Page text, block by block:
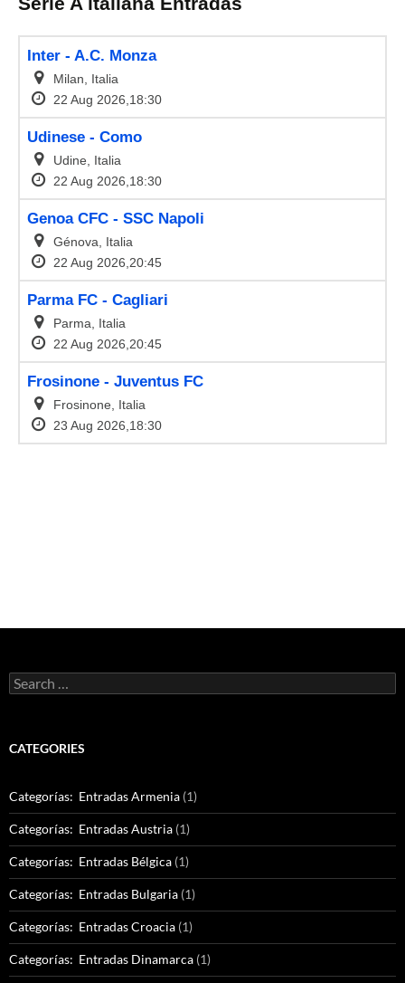
Search
for:
CATEGORIES
Categorías: Entradas Armenia (1)
Categorías: Entradas Austria (1)
Categorías: Entradas Bélgica (1)
Categorías: Entradas Bulgaria (1)
Categorías: Entradas Croacia (1)
Categorías: Entradas Dinamarca (1)